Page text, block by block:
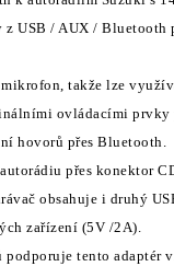
z USB / AUX / Bluetooth
mikrofon, takže lze využí
álními ovládacími prvky
ní hovorů přes Bluetooth.
ádiu přes konektor
ávač obsahuje i druhý
ých zařízení (5V /2A).
podporuje tento adaptér v